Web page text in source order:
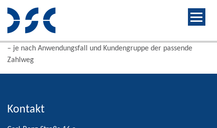
– je nach Anwendungsfall und Kundengruppe der passende
Zahlweg
Kontakt